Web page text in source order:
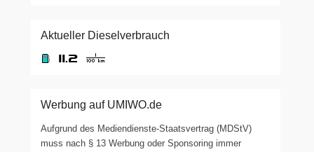
Aktueller Dieselverbrauch
Werbung auf UMIWO.de
Aufgrund des Mediendienste-Staatsvertrag (MDStV)
muss nach § 13 Werbung oder Sponsoring immer